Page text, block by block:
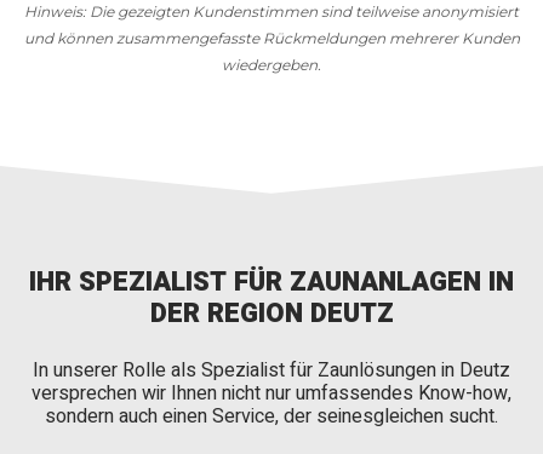
Hinweis: Die gezeigten Kundenstimmen sind teilweise anonymisiert
und können zusammengefasste Rückmeldungen mehrerer Kunden
wiedergeben.
IHR SPEZIALIST FÜR ZAUNANLAGEN IN
DER REGION DEUTZ
In unserer Rolle als Spezialist für Zaunlösungen in Deutz
versprechen wir Ihnen nicht nur umfassendes Know-how,
sondern auch einen Service, der seinesgleichen sucht.